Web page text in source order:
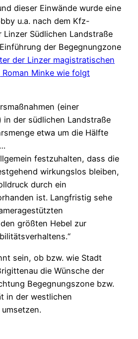
dieser Einwände wurde eine
u.a. nach dem Kfz-
Linzer Südlichen Landstraße
der Begegnungzone
der Linzer magistratischen
Minke wie folgt
(einer
in der südlichen Landstraße
etwa um die Hälfte
festzuhalten, dass die
wirkungslos bleiben,
durch ein
ist. Langfristig sehe
größten Hebel zur
sein, ob bzw. wie Stadt
die Wünsche der
Begegnungszone bzw.
in der westlichen